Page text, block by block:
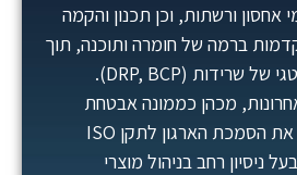
אחסון ורשתות, וכן תכנון והקמה
ברמה של חומרה ותוכנה, תוך
דגש על תכנון אסטרטגי של שרידות (DRP, BCP).
האחרונות, מכהן כממונה אבטחת
מידע בארגון, ומוביל את הסמכת הארגון לתקן ISO
בעל ניסיון רחב בניהול מוצרי